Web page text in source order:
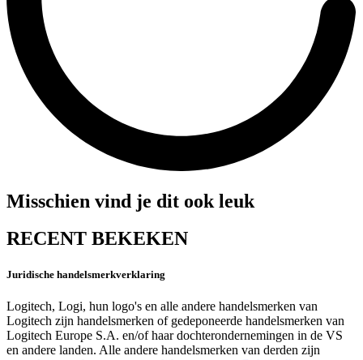
Misschien vind je dit ook leuk
RECENT BEKEKEN
Juridische handelsmerkverklaring
Logitech, Logi, hun logo's en alle andere handelsmerken van
Logitech zijn handelsmerken of gedeponeerde handelsmerken van
Logitech Europe S.A. en/of haar dochterondernemingen in de VS
en andere landen. Alle andere handelsmerken van derden zijn